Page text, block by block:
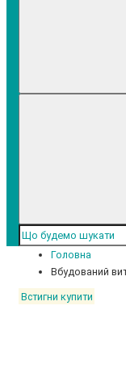
Головна
Вбудований
Встигни купити